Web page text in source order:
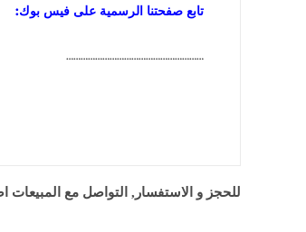
تابع صفحتنا الرسمية على فيس بوك:
…………………………………………………
للحجز و الاستفسار, التواصل مع المبيعات